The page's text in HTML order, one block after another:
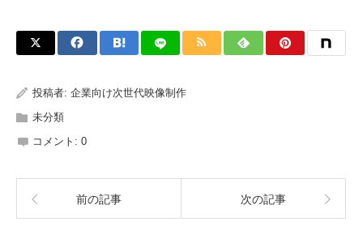
投稿者: 企業向け次世代映像制作
未分類
コメント: 0
前の記事 次の記事